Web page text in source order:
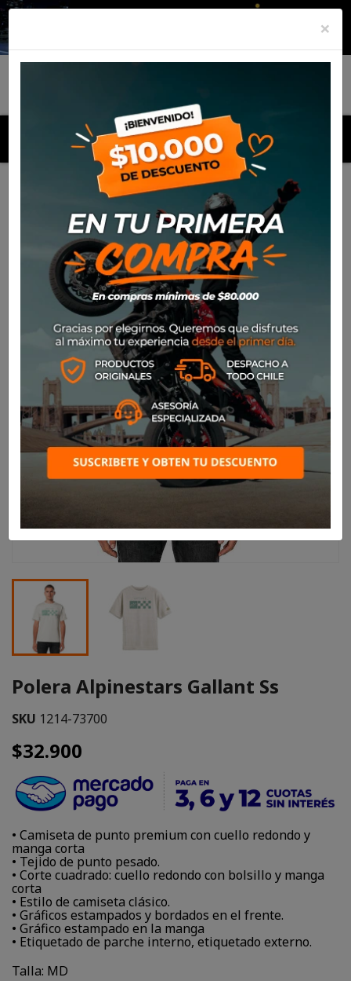
MENU
Productos Polera Alpinestars Gallant Ss
Polera Alpinestars Gallant Ss
SKU 1214-73700
$32.900
• Camiseta de punto premium con cuello redondo y
manga corta
• Tejido de punto pesado.
• Corte cuadrado: cuello redondo con bolsillo y manga
corta
• Estilo de camiseta clásico.
• Gráficos estampados y bordados en el frente.
• Gráfico estampado en la manga
• Etiquetado de parche interno, etiquetado externo.
Talla: MD
×